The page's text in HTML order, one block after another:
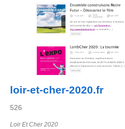
loir-et-cher-2020.fr
526
Loir Et Cher 2020